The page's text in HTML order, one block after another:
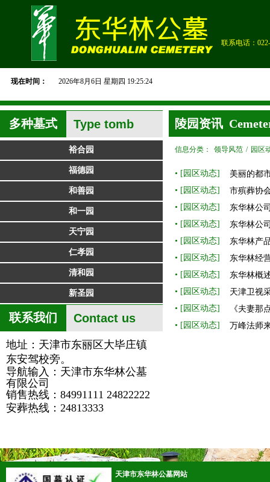
联系电话：
现在时间： 2026年8月 6日 星期四 19:25:25
多种墓式 Type tomb
裕合园
福德园
和善园
和一园
天宁园
仁孝园
清和园
新圣园
联系我们 Contact us
地址：天津市东丽区大毕庄镇
东安驾校旁。
导航输入：天津市东华林公墓
有限公司
销售热线：84991111 24822222
安葬热线：24813333
陵园资讯
信息分类： 领导风范 / 园区
• [园区动态] 美丽的都
• [园区动态] 市殡葬协
• [园区动态] 东华林公
• [园区动态] 东华林公
• [园区动态] 东华林产
• [园区动态] 东华林经
• [园区动态] 东华林概
• [园区动态] 天津卫视
• [园区动态] 《夫妻那
• [园区动态] 万峰法师
天津市东华林公墓网站